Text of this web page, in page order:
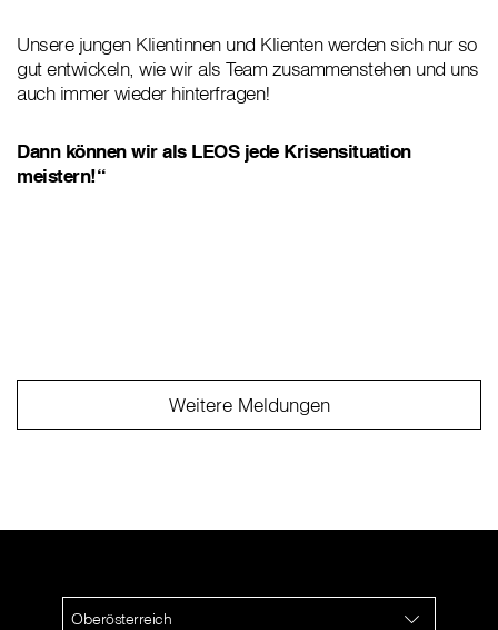
Unsere jungen Klientinnen und Klienten werden sich nur so
gut entwickeln, wie wir als Team zusammenstehen und uns
auch immer wieder hinterfragen!
Dann können wir als LEOS jede Krisensituation
meistern!“
Weitere Meldungen
Oberösterreich